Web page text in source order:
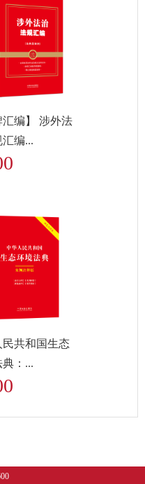
汇编】 涉外法
编...
民共和国生态
：...